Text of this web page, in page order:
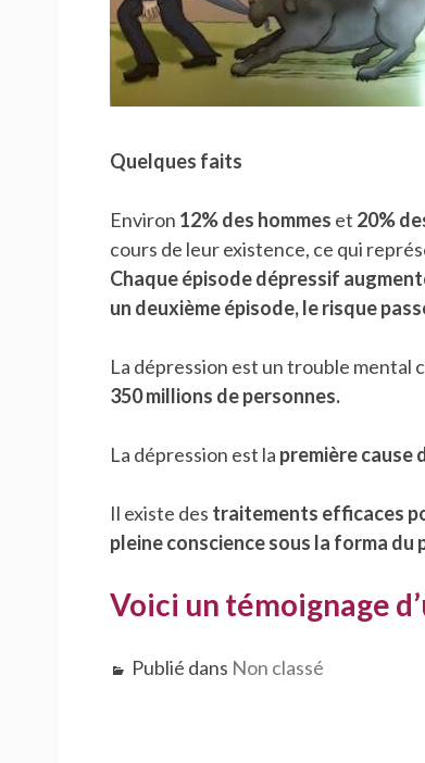
Quelques faits
Environ 12% des hommes et 20%
cours de leur existence, ce qui
Chaque épisode dépressif
un deuxième épisode, le risque
La dépression est un trouble mental
350 millions de personnes.
La dépression est la première cause
Il existe des traitements efficaces
pleine conscience sous la forma du
Voici un témoignage
Publié dans Non classé